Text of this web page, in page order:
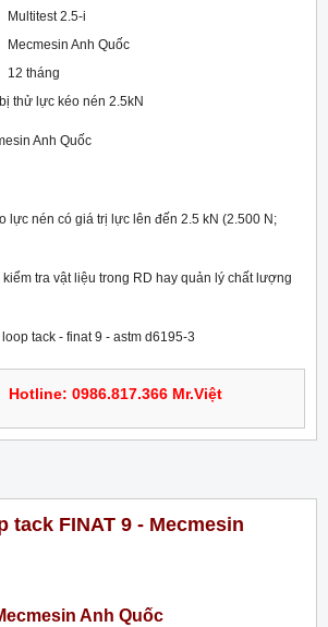
Multitest 2.5-i
Mecmesin Anh Quốc
12 tháng
thử lực kéo nén 2.5kN
Anh Quốc
lực nén có giá trị lực lên đến 2.5 kN (2.500 N;
tra vật liệu trong RD hay quản lý chất lượng
tack - finat 9 - astm d6195-3
Hotline: 0986.817.366 Mr.Việt
tack FINAT 9 - Mecmesin
Anh Quốc